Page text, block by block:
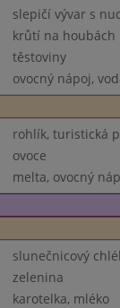
slepičí vývar s
krůtí na houbách
těstoviny
ovocný nápoj,
rohlík, turistická
ovoce
melta, ovocný
slunečnicový
zelenina
karotelka, mléko